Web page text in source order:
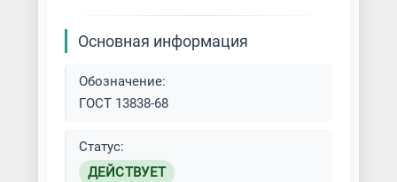
Крупногабаритная фрезеровка
Фрезерная обработка на станках
Фрезерная резка на чпу станке
Основная информация
Обозначение:
ГОСТ 13838-68
Статус:
ДЕЙСТВУЕТ